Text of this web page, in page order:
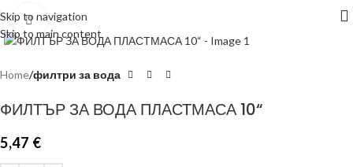
Skip to navigation
Skip to main content
Click to enlarge
Home филтри за вода
ФИЛТЪР ЗА ВОДА ПЛАСТМАСА 10“
5,47 €